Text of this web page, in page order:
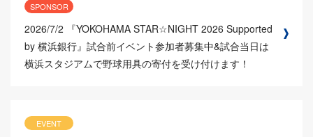
SPONSOR
2026/7/2
『YOKOHAMA STAR☆NIGHT 2026 Supported
by 横浜銀行』試合前イベント参加者募集中&試合当日は
横浜スタジアムで野球用具の寄付を受け付けます！
EVENT